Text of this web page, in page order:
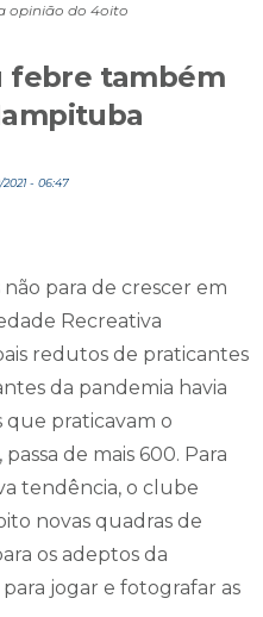
opinião do 4oito
febre também
- 06:47
para de crescer em
Recreativa
redutos de praticantes
da pandemia havia
que praticavam o
de mais 600. Para
tendência, o clube
novas quadras de
os adeptos da
jogar e fotografar as